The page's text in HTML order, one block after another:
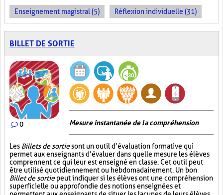
Enseignement magistral (5) Réflexion individuelle (31)
BILLET DE SORTIE
0 Mesure instantanée de la compréhension
Les Billets de sortiesont un outil d’évaluation formative qui
permet aux enseignants d’évaluer dans quelle mesure les élèves
comprennent ce qui leur est enseigné en classe. Cet outil peut
être utilisé quotidiennement ou hebdomadairement. Un bon
Billet de sortiepeut indiquer si les élèves ont une compréhension
superficielle ou approfondie des notions enseignées et